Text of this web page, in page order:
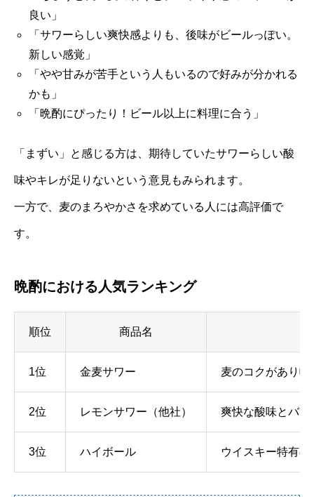
良い」
「サワーらしい爽快感よりも、後味がビールっぽい。
新しい感覚」
「やや甘みが苦手という人もいるので好みが分かれる
かも」
「晩酌にぴったり！ビール以上に料理に合う」
「まずい」と感じる方は、期待していたサワーらしい酸
味やキレが足りないという意見もみられます。
一方で、麦のまろやかさを求めている人には高評価で
す。
晩酌における人気ランキング
順位 商品名
1位 金麦サワー 麦のコクがあり
2位 レモンサワー（他社） 爽快な酸味とバ
3位 ハイボール ウイスキー特有